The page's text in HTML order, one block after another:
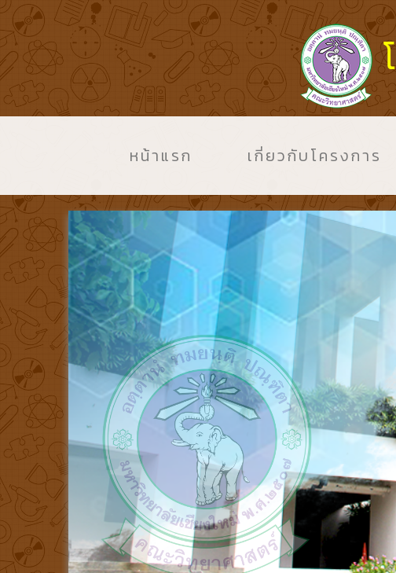
หน้าแรก เกี่ยวกับโครงการ